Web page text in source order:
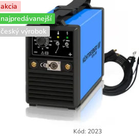
akcia
najpredávanejší
český výrobok
Kód: 2023